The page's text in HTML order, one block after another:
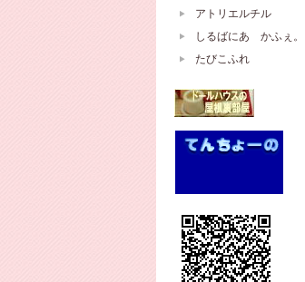
アトリエルチル
しるばにあ かふぇ。
たびこふれ